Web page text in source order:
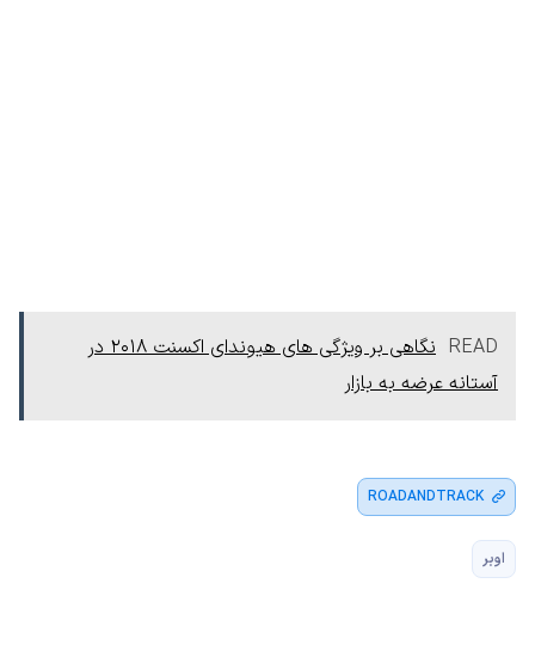
READ
نگاهی بر ویژگی های هیوندای اکسنت 2018 در
آستانه عرضه به بازار
ROADANDTRACK
اوبر